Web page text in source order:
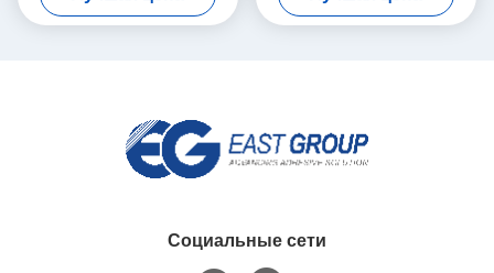
пластиковых
прилипателя собственной
Социальные сети